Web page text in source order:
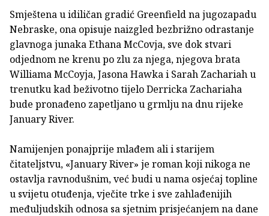
Smještena u idiličan gradić Greenfield na jugozapadu
Nebraske, ona opisuje naizgled bezbrižno odrastanje
glavnoga junaka Ethana McCovja, sve dok stvari
odjednom ne krenu po zlu za njega, njegova brata
Williama McCoyja, Jasona Hawka i Sarah Zachariah u
trenutku kad beživotno tijelo Derricka Zachariaha
bude pronađeno zapetljano u grmlju na dnu rijeke
January River.
Namijenjen ponajprije mlađem ali i starijem
čitateljstvu, «January River» je roman koji nikoga ne
ostavlja ravnodušnim, već budi u nama osjećaj topline
u svijetu otuđenja, vječite trke i sve zahlađenijih
međuljudskih odnosa sa sjetnim prisjećanjem na dane